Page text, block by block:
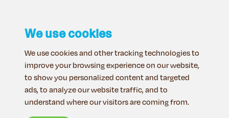
We use cookies
We use cookies and other tracking technologies to
improve your browsing experience on our website,
to show you personalized content and targeted
ads, to analyze our website traffic, and to
understand where our visitors are coming from.